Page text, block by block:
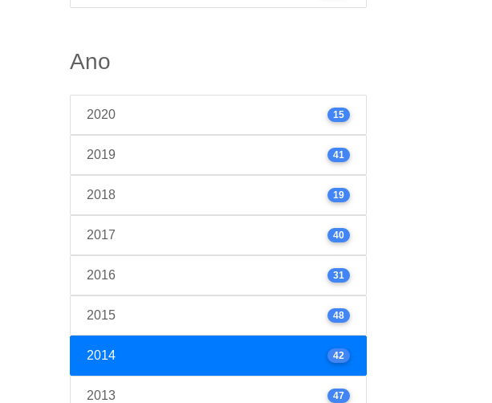
Ano
2020 15
2019 41
2018 19
2017 40
2016 31
2015 48
2014 42
2013 47